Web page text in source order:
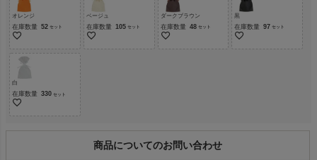
オレンジ
在庫数量 52
ベージュ
在庫数量 105
ダークブラウン
在庫数量 48
黒
在庫数量 97
白
在庫数量 330
商品についてのお問い合わせ